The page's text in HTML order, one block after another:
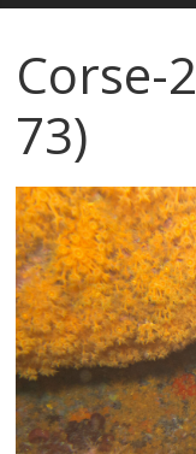
Corse-
73)